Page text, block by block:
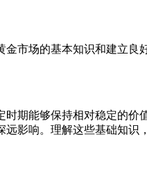
金市场的基本知识和建立良
期能够保持相对稳定的价
影响。理解这些基础知识